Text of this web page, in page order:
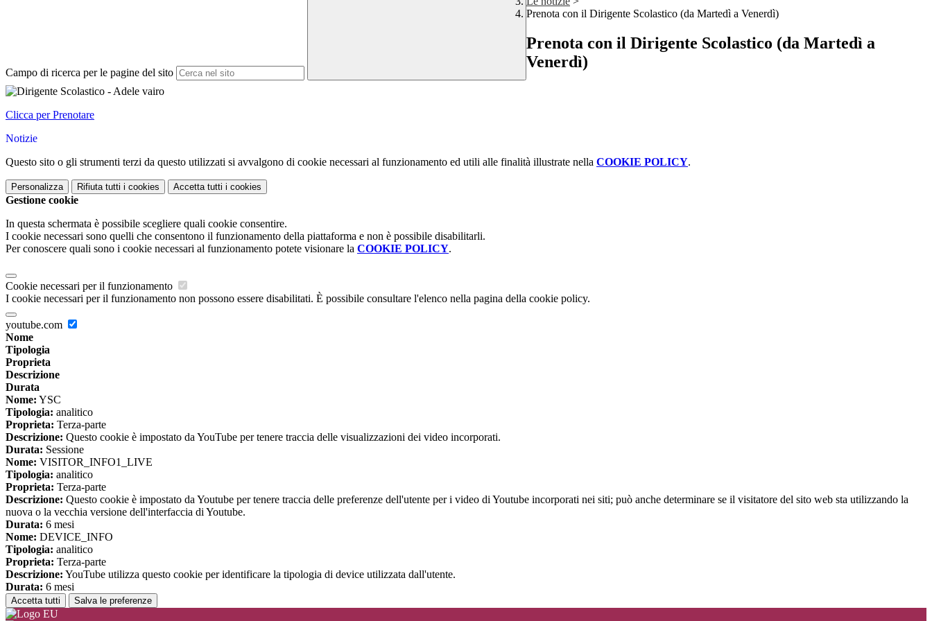
Campo di ricerca per le pagine del sito
Prenota con il Dirigente Scolastico (da Martedì a Venerdì)
Prenota con il Dirigente Scolastico (da Martedì a
Venerdì)
Clicca per Prenotare
Notizie
Questo sito o gli strumenti terzi da questo utilizzati si avvalgono di cookie necessari al funzionamento ed utili alle finalità illustrate nella COOKIE POLICY.
Personalizza Rifiuta tutti i cookies Accetta tutti i cookies
Gestione cookie
In questa schermata è possibile scegliere quali cookie consentire.
I cookie necessari sono quelli che consentono il funzionamento della piattaforma e non è possibile disabilitarli.
Per conoscere quali sono i cookie necessari al funzionamento potete visionare la COOKIE POLICY.
Cookie necessari per il funzionamento
I cookie necessari per il funzionamento non possono essere disabilitati. È possibile consultare l'elenco nella pagina della cookie policy.
youtube.com
Nome
Tipologia
Proprieta
Descrizione
Durata
Nome: YSC
Tipologia: analitico
Proprieta: Terza-parte
Descrizione: Questo cookie è impostato da YouTube per tenere traccia delle visualizzazioni dei video incorporati.
Durata: Sessione
Nome: VISITOR_INFO1_LIVE
Tipologia: analitico
Proprieta: Terza-parte
Descrizione: Questo cookie è impostato da Youtube per tenere traccia delle preferenze dell'utente per i video di Youtube incorporati nei siti; può anche determinare se il visitatore del sito web sta utilizzando la
nuova o la vecchia versione dell'interfaccia di Youtube.
Durata: 6 mesi
Nome: DEVICE_INFO
Tipologia: analitico
Proprieta: Terza-parte
Descrizione: YouTube utilizza questo cookie per identificare la tipologia di device utilizzata dall'utente.
Durata: 6 mesi
Accetta tutti Salva le preferenze